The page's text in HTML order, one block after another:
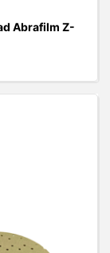
Abrafilm Z-